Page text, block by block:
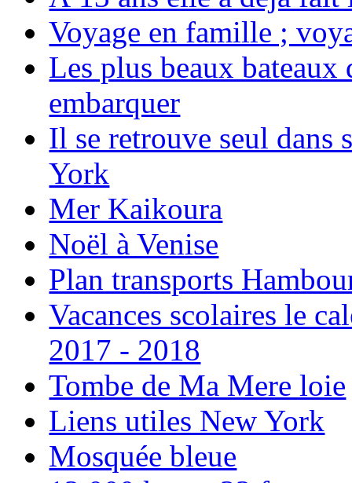
Voyage en famille ;
Les plus beaux bateaux
embarquer
Il se retrouve seul dans
York
Mer Kaikoura
Noël à Venise
Plan transports
Vacances scolaires le
2017 - 2018
Tombe de Ma Mere loie
Liens utiles New York
Mosquée bleue